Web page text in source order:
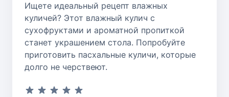
Ищете идеальный рецепт влажных
куличей? Этот влажный кулич с
сухофруктами и ароматной пропиткой
станет украшением стола. Попробуйте
приготовить пасхальные куличи, которые
долго не черствеют.